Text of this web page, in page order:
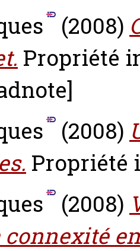
(2008)
Propriété
(2008)
Propriété
(2008)
connexité